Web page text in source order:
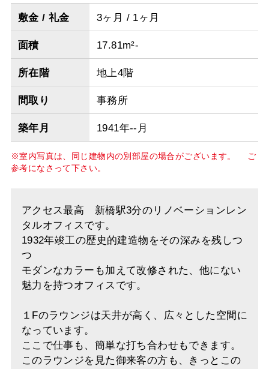
敷金 / 礼金 3ヶ月 / 1ヶ月
面積 17.81m²-
所在階 地上4階
間取り 事務所
築年月 1941年--月
※室内写真は、同じ建物内の別部屋の場合がございます。 ご
参考になさって下さい。
アクセス最高 新橋駅3分のリノベーションレン
タルオフィスです。
1932年竣工の歴史的建造物をその深みを残しつ
つ
モダンなカラーも加えて改修された、他にない
魅力を持つオフィスです。
１Fのラウンジは天井が高く、広々とした空間に
なっています。
ここで仕事も、簡単な打ち合わせもできます。
このラウンジを見た御来客の方も、きっとこの